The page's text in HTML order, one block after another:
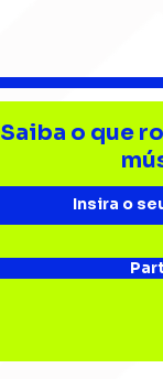
Gui Isnard
entre
reinvenção
Saiba o que